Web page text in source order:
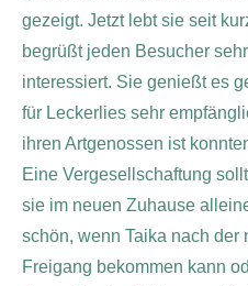
gezeigt. Jetzt lebt sie seit
begrüßt jeden Besucher
interessiert. Sie genießt es
für Leckerlies sehr
ihren Artgenossen ist
Eine Vergesellschaftung
sie im neuen Zuhause
schön, wenn Taika nach
Freigang bekommen kann